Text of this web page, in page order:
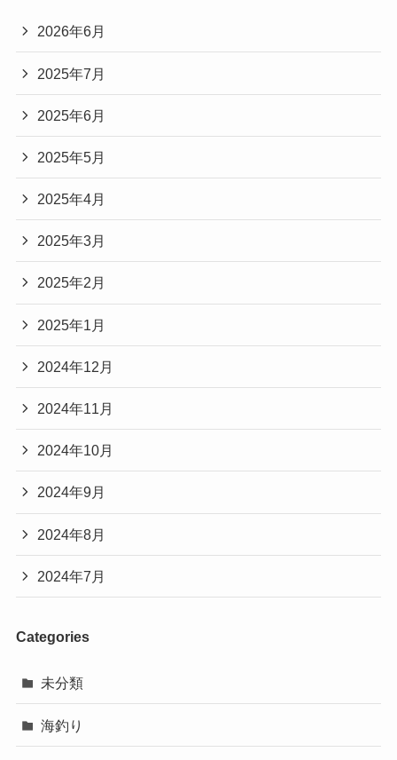
2026年6月
2025年7月
2025年6月
2025年5月
2025年4月
2025年3月
2025年2月
2025年1月
2024年12月
2024年11月
2024年10月
2024年9月
2024年8月
2024年7月
Categories
未分類
海釣り